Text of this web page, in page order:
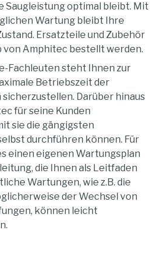
Saugleistung optimal bleibt. Mit
Wartung bleibt Ihre
Ersatzteile und Zubehör
von Amphitec bestellt werden.
Fachleuten steht Ihnen zur
Betriebszeit der
Darüber hinaus
für seine Kunden
sie die gängigsten
durchführen können. Für
einen eigenen Wartungsplan
die Ihnen als Leitfaden
Wartungen, wie z.B. die
der Wechsel von
können leicht